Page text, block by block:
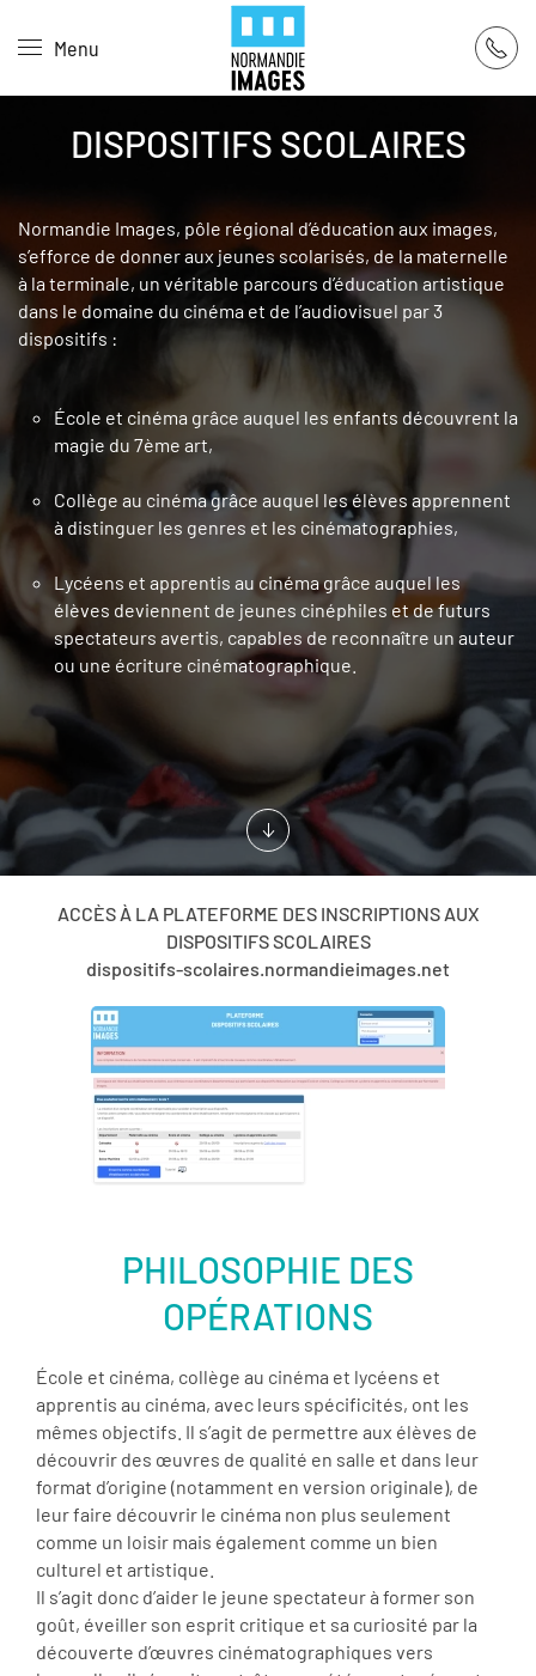
Skip to main content
Menu
DISPOSITIFS SCOLAIRES
Normandie Images, pôle régional d’éducation aux images,
s’efforce de donner aux jeunes scolarisés, de la maternelle
à la terminale, un véritable parcours d’éducation artistique
dans le domaine du cinéma et de l’audiovisuel par 3
dispositifs :
École et cinéma grâce auquel les enfants découvrent la
magie du 7ème art,
Collège au cinéma grâce auquel les élèves apprennent
à distinguer les genres et les cinématographies,
Lycéens et apprentis au cinéma grâce auquel les
élèves deviennent de jeunes cinéphiles et de futurs
spectateurs avertis, capables de reconnaître un auteur
ou une écriture cinématographique.
ACCÈS À LA PLATEFORME DES INSCRIPTIONS AUX
DISPOSITIFS SCOLAIRES
dispositifs-scolaires.normandieimages.net
PHILOSOPHIE DES
OPÉRATIONS
École et cinéma, collège au cinéma et lycéens et
apprentis au cinéma, avec leurs spécificités, ont les
mêmes objectifs. Il s’agit de permettre aux élèves de
découvrir des œuvres de qualité en salle et dans leur
format d’origine (notamment en version originale), de
leur faire découvrir le cinéma non plus seulement
comme un loisir mais également comme un bien
culturel et artistique.
Il s’agit donc d’aider le jeune spectateur à former son
goût, éveiller son esprit critique et sa curiosité par la
découverte d’œuvres cinématographiques vers
Panneau de gestion des cookies